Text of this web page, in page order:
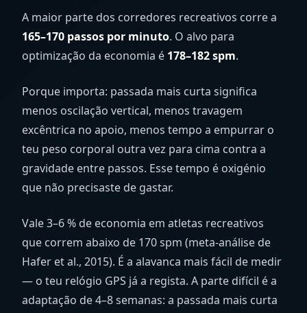
A maior parte dos corredores recreativos corre a
165–170 passos por minuto. O alvo para
optimização da economia é 178–182 spm.
Porque importa: passada mais curta significa
menos oscilação vertical, menos travagem
excêntrica no apoio, menos tempo a empurrar o
teu peso corporal outra vez para cima contra a
gravidade entre passos. Esse tempo é oxigénio
que não precisaste de gastar.
Vale 3–6 % de economia em atletas recreativos
que correm abaixo de 170 spm (meta-análise de
Hafer et al., 2015). É a alavanca mais fácil de medir
— o teu relógio GPS já a regista. A parte difícil é a
adaptação de 4–8 semanas: a passada mais curta